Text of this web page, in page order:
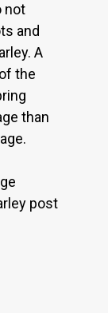
not
and
A
the
than
post